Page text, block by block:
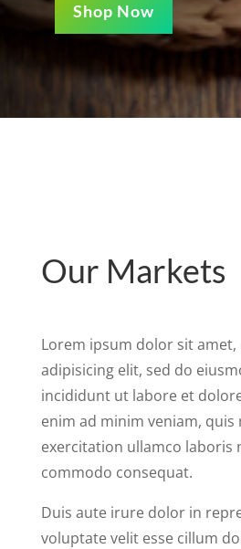
Shop Now
Our Markets
Lorem ipsum dolor sit
adipisicing elit, sed do
incididunt ut labore et
enim ad minim veniam, quis
exercitation ullamco laboris
commodo consequat.
Duis aute irure dolor in
voluptate velit esse cillum